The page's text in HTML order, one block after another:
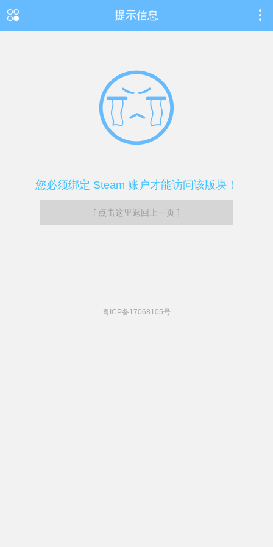
提示信息
您必须绑定 Steam 账户才能访问该版块！
[ 点击这里返回上一页 ]
粤ICP备17068105号